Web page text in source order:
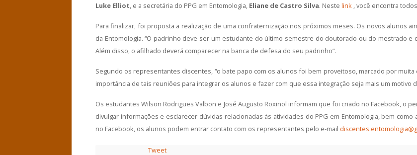
Luke Elliot , e a secretária do PPG em Entomologia, Eliane de Castro Silva. Neste link , você encontra
Para finalizar, foi proposta a realização de uma confraternização nos próximos meses. Os novos alunos
da Entomologia. “O padrinho deve ser um estudante do último semestre do doutorado ou do mestrado
Além disso, o afilhado deverá comparecer na banca de defesa do seu padrinho”.
Segundo os representantes discentes, “o bate papo com os alunos foi bem proveitoso, marcado por
importância de tais reuniões para integrar os alunos e fazer com que essa integração seja mais um motivo
Os estudantes Wilson Rodrigues Valbon e José Augusto Roxinol informam que foi criado no Facebook, o
divulgar informações e esclarecer dúvidas relacionadas às atividades do PPG em Entomologia, bem
no Facebook, os alunos podem entrar contato com os representantes pelo e-mail
Tweet